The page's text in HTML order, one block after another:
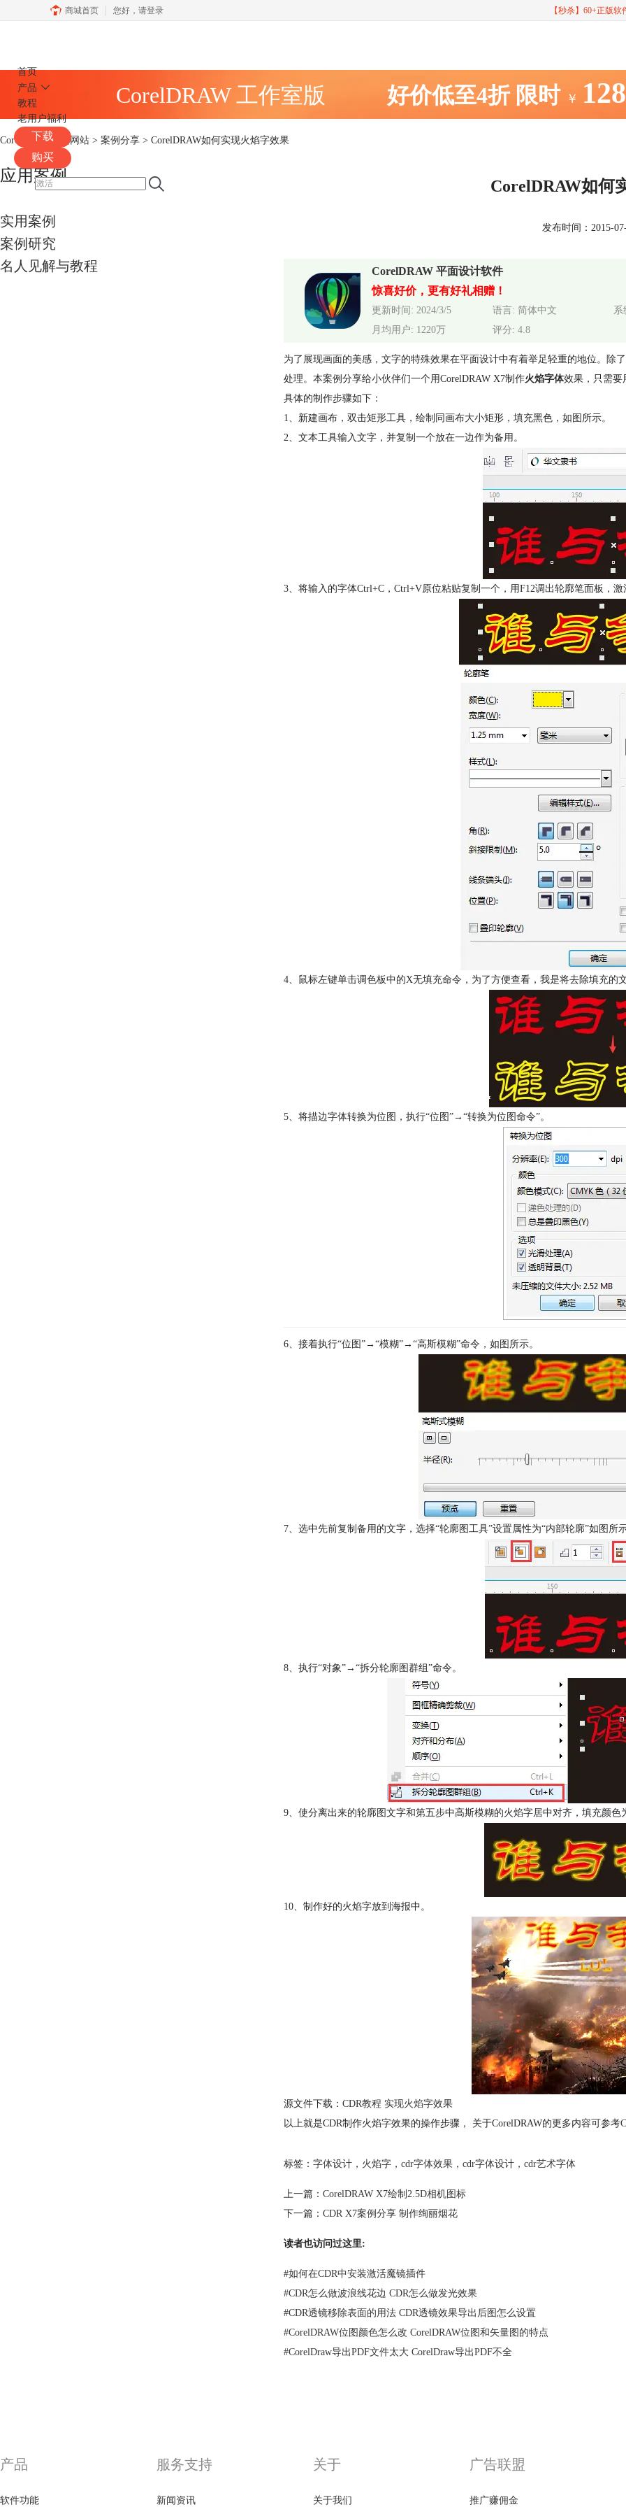
商城首页 您好， 请登录 【秒杀】60+正版
首页
产品
教程
老用户福利
下载
购买
CorelDRAW 工作室版 好价低至4折 限时 ￥
CorelDRAW中文网站 > 案例分享 > CorelDRAW如何实现火焰字效果
应用案例
实用案例
案例研究
名人见解与教程
CorelDRAW如何
发布时间：2015-
CorelDRAW 平面设计软件
惊喜好价，更有好礼相赠！
更新时间: 2024/3/5 语言: 简体中文
系
月均用户: 1220万
评分: 4.8
为了展现画面的美感，文字的特殊效果在平面设计中有着举足轻重的地位。除
处理。本案例分享给小伙伴们一个用CorelDRAW X7制作火焰字体效果，只需要
具体的制作步骤如下：
1、新建画布，双击矩形工具，绘制同画布大小矩形，填充黑色，如图所示。
2、文本工具输入文字，并复制一个放在一边作为备用。
3、将输入的字体Ctrl+C，Ctrl+V原位粘贴复制一个，用F12调出轮廓笔面板，
4、鼠标左键单击调色板中的X无填充命令，为了方便查看，我是将去除填充的
5、将描边字体转换为位图，执行“位图”→“转换为位图命令”。
6、接着执行“位图”→“模糊”→“高斯模糊”命令，如图所示。
7、选中先前复制备用的文字，选择“轮廓图工具”设置属性为“内部轮廓”如图所
8、执行“对象”→“拆分轮廓图群组”命令。
9、使分离出来的轮廓图文字和第五步中高斯模糊的火焰字居中对齐，填充颜色
10、制作好的火焰字放到海报中。
源文件下载： CDR教程 实现火焰字效果
以上就是CDR制作火焰字效果的操作步骤， 关于CorelDRAW的更多内容可参考
标签： 字体设计 ， 火焰字 ， cdr字体效果 ， cdr字体设计 ， cdr艺术字体
上一篇： CorelDRAW X7绘制2.5D相机图标
下一篇： CDR X7案例分享 制作绚丽烟花
读者也访问过这里:
#如何在CDR中安装激活魔镜插件
#CDR怎么做波浪线花边 CDR怎么做发光效果
#CDR透镜移除表面的用法 CDR透镜效果导出后图怎么设置
#CorelDRAW位图颜色怎么改 CorelDRAW位图和矢量图的特点
#CorelDraw导出PDF文件太大 CorelDraw导出PDF不全
产品
软件功能
服务支持
新闻资讯
关于
关于我们
广告联盟
推广赚佣金